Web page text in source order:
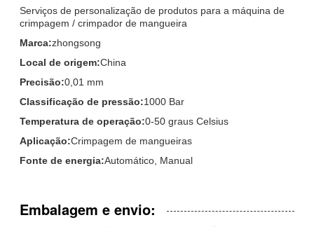
Serviços de personalização de produtos para a máquina de
crimpagem / crimpador de mangueira
Marca:zhongsong
Local de origem:China
Precisão:0,01 mm
Classificação de pressão:1000 Bar
Temperatura de operação:0-50 graus Celsius
Aplicação:Crimpagem de mangueiras
Fonte de energia:Automático, Manual
Embalagem e envio: